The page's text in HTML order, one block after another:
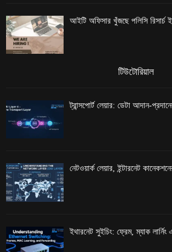
আইটি অফিসার খুঁজছে পলিসি রিসার্চ
টিউটোরিয়াল
ট্রান্সপোর্ট লেয়ার: ডেটা আদান-
নেটওয়ার্ক লেয়ার, ইন্টারনেট
ইথারনেট সুইচিং: ফ্রেম, ম্যাক লার্নিং